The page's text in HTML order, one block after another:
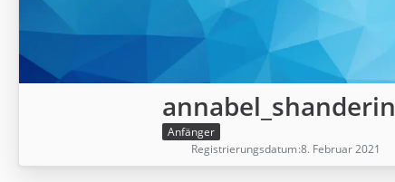
annabel_shanderin
Anfänger
Registrierungsdatum 8. Februar 2021